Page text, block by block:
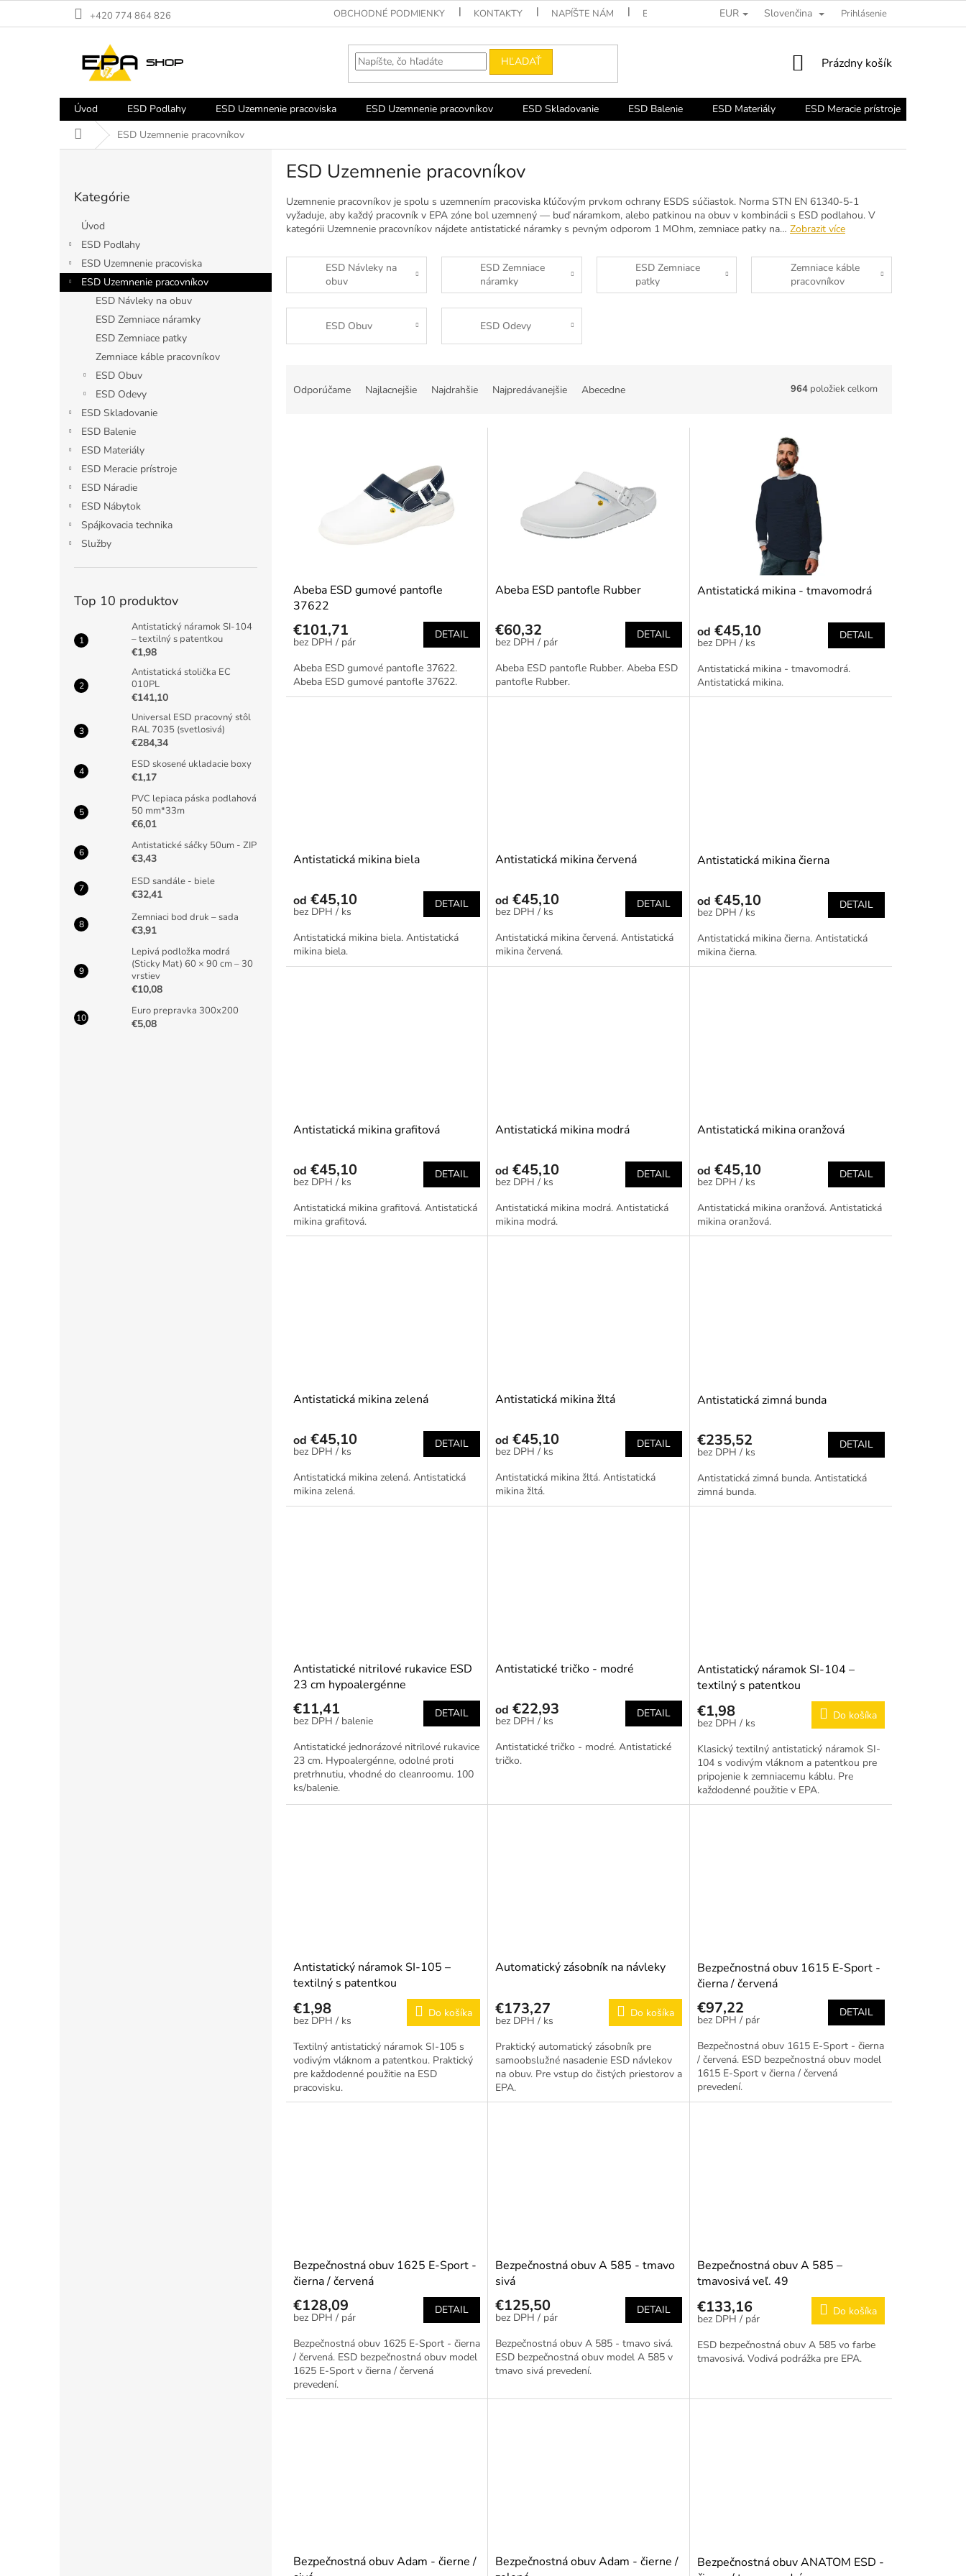
+420 774 864 826 OBCHODNÉ PODMIENKY KONTAKTY NAPÍŠTE NÁM ESD PORADŇA EUR Slovenčina Prihlásenie
HĽADAŤ
NÁKUPNÝ
Prázdny košík
Úvod ESD Podlahy ESD Uzemnenie pracoviska ESD Uzemnenie pracovníkov ESD Skladovanie ESD Balenie ESD Materiály ESD Meracie prístroje
DomovESD Uzemnenie pracovníkov
kategórie
Kategórie
Úvod
ESD Podlahy
ESD Uzemnenie pracoviska
ESD Uzemnenie pracovníkov
ESD Návleky na obuv
ESD Zemniace náramky
ESD Zemniace patky
Zemniace káble pracovníkov
ESD Obuv
ESD Odevy
ESD Skladovanie
ESD Balenie
ESD Materiály
ESD Meracie prístroje
ESD Náradie
ESD Nábytok
Spájkovacia technika
Služby
Top 10 produktov
Antistatický náramok SI-104
– textilný s patentkou
€1,98
Antistatická stolička EC
010PL
€141,10
Universal ESD pracovný stôl
RAL 7035 (svetlosivá)
€284,34
ESD skosené ukladacie boxy
€1,17
PVC lepiaca páska podlahová
50 mm*33m
€6,01
Antistatické sáčky 50um - ZIP
€3,43
ESD sandále - biele
€32,41
Zemniaci bod druk – sada
€3,91
Lepivá podložka modrá
(Sticky Mat) 60 × 90 cm – 30
vrstiev
€10,08
Euro prepravka 300x200
€5,08
ESD Uzemnenie pracovníkov
Uzemnenie pracovníkov je spolu s uzemnením pracoviska kľúčovým prvkom ochrany ESDS súčiastok. Norma STN EN 61340-5-1
vyžaduje, aby každý pracovník v EPA zóne bol uzemnený — buď náramkom, alebo patkinou na obuv v kombinácii s ESD podlahou. V
kategórii Uzemnenie pracovníkov nájdete antistatické náramky s pevným odporom 1 MOhm, zemniace patky na… Zobrazit více
ESD Návleky na
obuv
ESD Zemniace
náramky
ESD Zemniace
patky
Zemniace káble
pracovníkov
ESD Obuv ESD Odevy
Odporúčame Najlacnejšie Najdrahšie Najpredávanejšie Abecedne 964 položiek celkom
Abeba ESD gumové pantofle
37622
€101,71
/ pár
DETAIL
Abeba ESD gumové pantofle 37622.
Abeba ESD gumové pantofle 37622.
Abeba ESD pantofle Rubber
€60,32
/ pár
DETAIL
Abeba ESD pantofle Rubber. Abeba ESD
pantofle Rubber.
Antistatická mikina - tmavomodrá
od €45,10
/ ks
DETAIL
Antistatická mikina - tmavomodrá.
Antistatická mikina.
Antistatická mikina biela
od €45,10
/ ks
DETAIL
Antistatická mikina biela. Antistatická
mikina biela.
Antistatická mikina červená
od €45,10
/ ks
DETAIL
Antistatická mikina červená. Antistatická
mikina červená.
Antistatická mikina čierna
od €45,10
/ ks
DETAIL
Antistatická mikina čierna. Antistatická
mikina čierna.
Antistatická mikina grafitová
od €45,10
/ ks
DETAIL
Antistatická mikina grafitová. Antistatická
mikina grafitová.
Antistatická mikina modrá
od €45,10
/ ks
DETAIL
Antistatická mikina modrá. Antistatická
mikina modrá.
Antistatická mikina oranžová
od €45,10
/ ks
DETAIL
Antistatická mikina oranžová. Antistatická
mikina oranžová.
Antistatická mikina zelená
od €45,10
/ ks
DETAIL
Antistatická mikina zelená. Antistatická
mikina zelená.
Antistatická mikina žltá
od €45,10
/ ks
DETAIL
Antistatická mikina žltá. Antistatická
mikina žltá.
Antistatická zimná bunda
€235,52
/ ks
DETAIL
Antistatická zimná bunda. Antistatická
zimná bunda.
Antistatické nitrilové rukavice ESD
23 cm hypoalergénne
€11,41
/ balenie
DETAIL
Antistatické jednorázové nitrilové rukavice
23 cm. Hypoalergénne, odolné proti
pretrhnutiu, vhodné do cleanroomu. 100
ks/balenie.
Antistatické tričko - modré
od €22,93
/ ks
DETAIL
Antistatické tričko - modré. Antistatické
tričko.
Antistatický náramok SI-104 –
textilný s patentkou
€1,98
/ ks
Do košíka
Klasický textilný antistatický náramok SI-
104 s vodivým vláknom a patentkou pre
pripojenie k zemniacemu káblu. Pre
každodenné použitie v EPA.
Antistatický náramok SI-105 –
textilný s patentkou
€1,98
/ ks
Do košíka
Textilný antistatický náramok SI-105 s
vodivým vláknom a patentkou. Praktický
pre každodenné použitie na ESD
pracovisku.
Automatický zásobník na návleky
€173,27
/ ks
Do košíka
Praktický automatický zásobník pre
samoobslužné nasadenie ESD návlekov
na obuv. Pre vstup do čistých priestorov a
EPA.
Bezpečnostná obuv 1615 E-Sport -
čierna / červená
€97,22
/ pár
DETAIL
Bezpečnostná obuv 1615 E-Sport - čierna
/ červená. ESD bezpečnostná obuv model
1615 E-Sport v čierna / červená
prevedení.
Bezpečnostná obuv 1625 E-Sport -
čierna / červená
€128,09
/ pár
DETAIL
Bezpečnostná obuv 1625 E-Sport - čierna
/ červená. ESD bezpečnostná obuv model
1625 E-Sport v čierna / červená
prevedení.
Bezpečnostná obuv A 585 - tmavo
sivá
€125,50
/ pár
DETAIL
Bezpečnostná obuv A 585 - tmavo sivá.
ESD bezpečnostná obuv model A 585 v
tmavo sivá prevedení.
Bezpečnostná obuv A 585 –
tmavosivá veľ. 49
€133,16
/ pár
Do košíka
ESD bezpečnostná obuv A 585 vo farbe
tmavosivá. Vodivá podrážka pre EPA.
Bezpečnostná obuv Adam - čierne /
Bezpečnostná obuv Adam - čierne /
Bezpečnostná obuv ANATOM ESD -